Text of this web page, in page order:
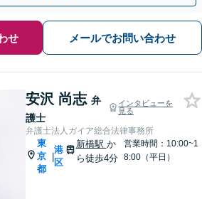
せ メールでお問い合わせ
安沢 尚志 弁
護士
インタビューを
見る
弁護士法人ガイア総合法律事務所
東
京
都
|
港
区
新橋駅 か
ら徒歩4分
営業時間：10:00~1
8:00（平日）